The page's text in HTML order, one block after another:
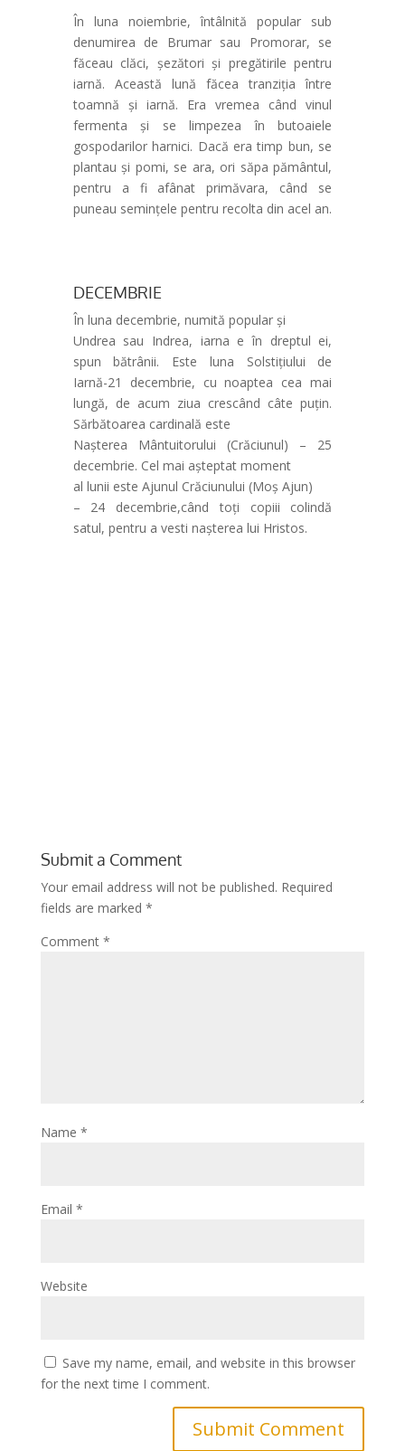
În luna noiembrie, întâlnită popular sub
denumirea de Brumar sau Promorar, se
făceau clăci, șezători și pregătirile pentru
iarnă. Această lună făcea tranziția între
toamnă și iarnă. Era vremea când vinul
fermenta și se limpezea în butoaiele
gospodarilor harnici. Dacă era timp bun, se
plantau și pomi, se ara, ori săpa pământul,
pentru a fi afânat primăvara, când se
puneau semințele pentru recolta din acel an.
DECEMBRIE
În luna decembrie, numită popular și
Undrea sau Indrea, iarna e în dreptul ei,
spun bătrânii. Este luna Solstițiului de
Iarnă-21 decembrie, cu noaptea cea mai
lungă, de acum ziua crescând câte puțin.
Sărbătoarea cardinală este
Nașterea Mântuitorului (Crăciunul) – 25
decembrie. Cel mai așteptat moment
al lunii este Ajunul Crăciunului (Moș Ajun)
– 24 decembrie,când toți copiii colindă
satul, pentru a vesti nașterea lui Hristos.
Submit a Comment
Your email address will not be published. Required
fields are marked *
Comment *
Name *
Email *
Website
Save my name, email, and website in this browser
for the next time I comment.